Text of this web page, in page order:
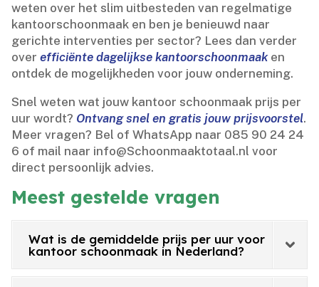
weten over het slim uitbesteden van regelmatige
kantoorschoonmaak en ben je benieuwd naar
gerichte interventies per sector? Lees dan verder
overefficiënte dagelijkse kantoorschoonmaaken
ontdek de mogelijkheden voor jouw onderneming.​
Snel weten wat jouw kantoor schoonmaak prijs per
uur wordt? Ontvang snel en gratis jouw prijsvoorstel.​
Meer vragen? Bel of WhatsApp naar 085 90 24 24
6 of mail naar info@Schoonmaaktotaal.​nl voor
direct persoonlijk advies.​
Meest gestelde vragen
Wat is de gemiddelde prijs per uur voor
kantoor schoonmaak in Nederland?